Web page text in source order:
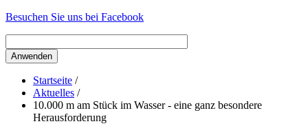
Besuchen Sie uns bei Facebook
Startseite /
Aktuelles /
10.000 m am Stück im Wasser - eine ganz besondere
Herausforderung